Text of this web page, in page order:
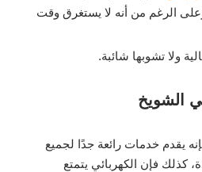
الرغم من أنه لا يستغرق وقت
ولا تشوبها شائبة.
الشويخ
يقدم خدمات رائعة جدًا لجميع
كذلك فإن الكهربائي يتمتع